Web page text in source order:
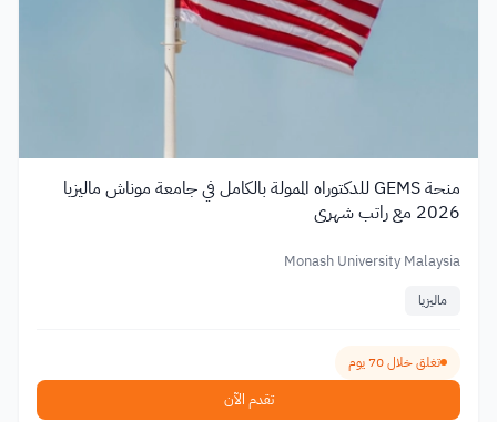
منحة GEMS للدكتوراه الممولة بالكامل في جامعة موناش ماليزيا
2026 مع راتب شهري
Monash University Malaysia
ماليزيا
تغلق خلال 70 يوم
تقدم الآن